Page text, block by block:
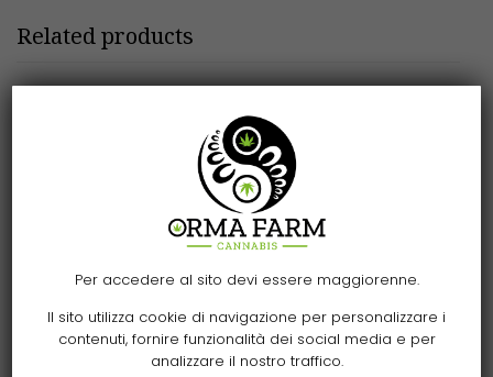
Related products
Scegli
Per accedere al sito devi essere maggiorenne.
Il sito utilizza cookie di navigazione per personalizzare i
contenuti, fornire funzionalità dei social media e per
analizzare il nostro traffico.